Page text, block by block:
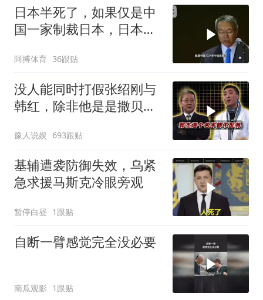
日本半死了，如果仅是中
国一家制裁日本，日本可
阿搏体育 36跟贴
没人能同时打假张绍刚与
韩红，除非他是是撒贝
豫人说娱 693跟贴
基辅遭袭防御失效，乌紧
急求援马斯克冷眼旁观
暂停白昼 1跟贴
自断一臂感觉完全没必要
南瓜观影 1跟贴